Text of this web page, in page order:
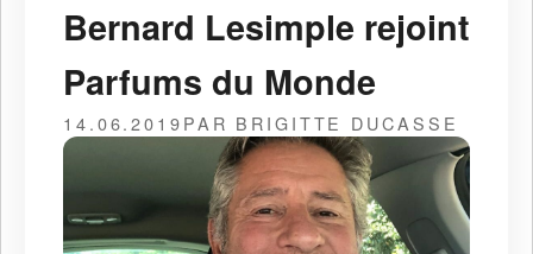
Bernard Lesimple rejoint
Parfums du Monde
14.06.2019PAR BRIGITTE DUCASSE